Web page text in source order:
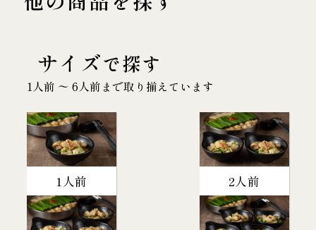
サイズで探す
1人前 〜 6人前まで取り揃えています
1人前 2人前